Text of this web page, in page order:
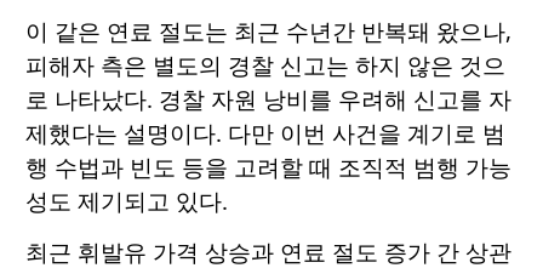
이 같은 연료 절도는 최근 수년간 반복돼 왔으나,
피해자 측은 별도의 경찰 신고는 하지 않은 것으
로 나타났다. 경찰 자원 낭비를 우려해 신고를 자
제했다는 설명이다. 다만 이번 사건을 계기로 범
행 수법과 빈도 등을 고려할 때 조직적 범행 가능
성도 제기되고 있다.
최근 휘발유 가격 상승과 연료 절도 증가 간 상관